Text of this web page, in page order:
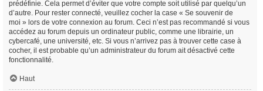
prédéfinie. Cela permet d’éviter que votre compte soit utilisé par quelqu’un
d’autre. Pour rester connecté, veuillez cocher la case « Se souvenir de
moi » lors de votre connexion au forum. Ceci n’est pas recommandé si vous
accédez au forum depuis un ordinateur public, comme une librairie, un
cybercafé, une université, etc. Si vous n’arrivez pas à trouver cette case à
cocher, il est probable qu’un administrateur du forum ait désactivé cette
fonctionnalité.
Haut